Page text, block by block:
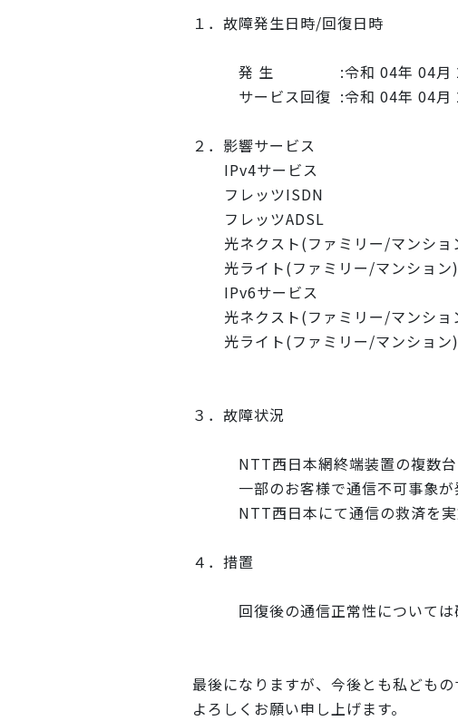
１．故障発生日時/回復日時
発 生 :令和 04年 04月
サービス回復 :令和 04年 04月
２．影響サービス
IPv4サービス
フレッツISDN
フレッツADSL
光ネクスト(ファミリー/マンショ
光ライト(ファミリー/マンション)
IPv6サービス
光ネクスト(ファミリー/マンショ
光ライト(ファミリー/マンション)
３．故障状況
NTT西日本網終端装置の複数台
一部のお客様で通信不可事象が発
NTT西日本にて通信の救済を実施
４．措置
回復後の通信正常性については
最後になりますが、今後とも私ども
よろしくお願い申し上げます。